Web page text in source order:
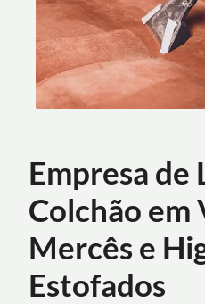
Empresa de
Colchão em
Mercês e
Estofados